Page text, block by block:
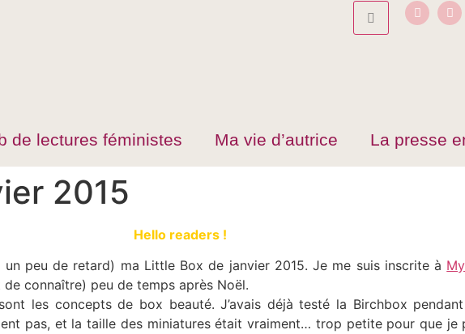
de lectures féministes Ma vie d’autrice La presse
2015
Hello readers !
un peu de retard) ma Little Box de janvier 2015. Je me suis inscrite à
connaître) peu de temps après Noël.
les concepts de box beauté. J’avais déjà testé la Birchbox
pas, et la taille des miniatures était vraiment… trop petite pour que je